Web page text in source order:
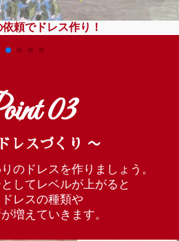
頼でドレス作り！
03
レスづくり 〜
のドレスを作りましょう。
してレベルが上がると
レスの種類や
増えていきます。